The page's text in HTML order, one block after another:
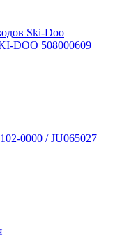
Ski-Doo
DOO 508000609
0000 / JU065027